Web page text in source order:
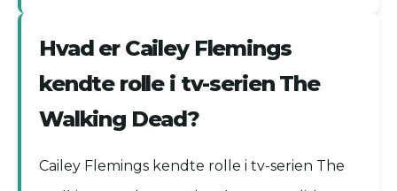
Hvad er Cailey Flemings
kendte rolle i tv-serien The
Walking Dead?
Cailey Flemings kendte rolle i tv-serien The